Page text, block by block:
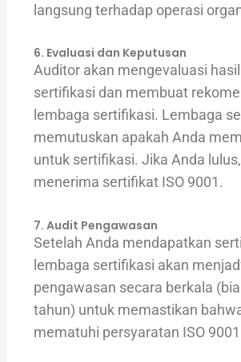
langsung terhadap operasi
6. Evaluasi dan Keputusan
Auditor akan mengevaluasi
sertifikasi dan membuat
lembaga sertifikasi. Lembaga
memutuskan apakah Anda
untuk sertifikasi. Jika Anda
menerima sertifikat ISO 9001.
7. Audit Pengawasan
Setelah Anda mendapatkan
lembaga sertifikasi akan
pengawasan secara berkala
tahun) untuk memastikan
mematuhi persyaratan ISO